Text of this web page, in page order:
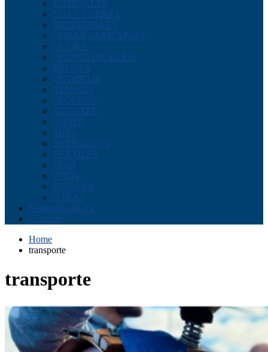
JUDICIALES
LUZ Y FUERZA
MUNICIPALES
OBRAS SANITARIAS
OUCRA
PEONES DE TAXIS
PRENSA
QUIMICOS
REMISES
SEGUROS
SITRATEL
SMATA
SUPA
SUTRACOVI
TEXTILES
UOM
UPCN
URGARA
OTRAS
Programas de TV
Contacto
Home
transporte
transporte